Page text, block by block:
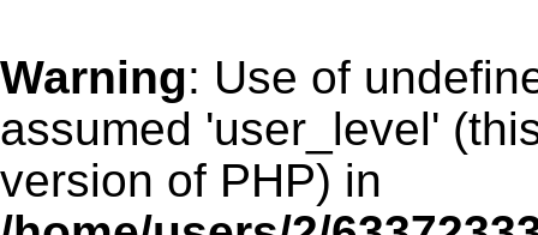
Warning: Use of
assumed 'user_level'
version of PHP) in